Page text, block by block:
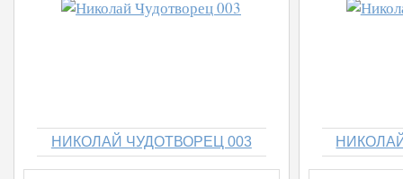
НИКОЛАЙ ЧУДОТВОРЕЦ 003